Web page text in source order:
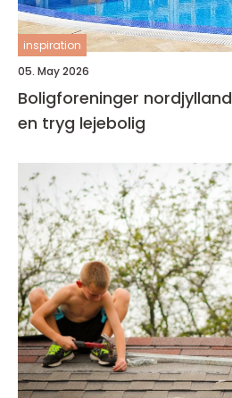
inspiration
05. May 2026
Boligforeninger nordjylland sådan finder du
en tryg lejebolig